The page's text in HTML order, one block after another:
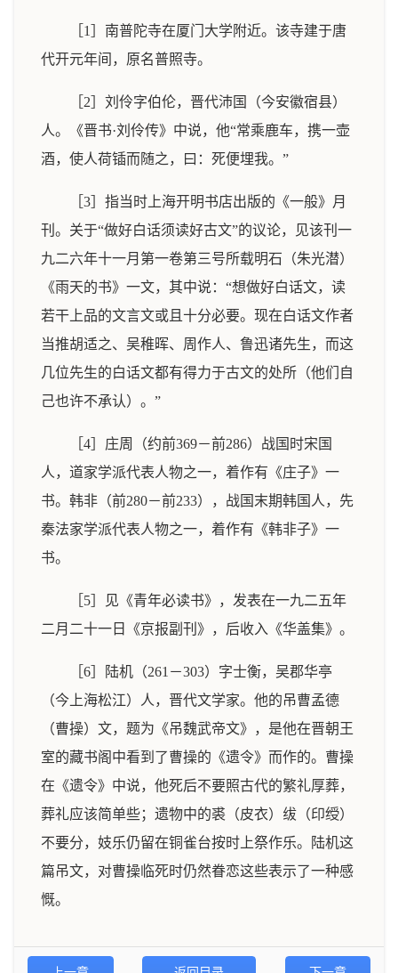
［1］南普陀寺在厦门大学附近。该寺建于唐
代开元年间，原名普照寺。
［2］刘伶字伯伦，晋代沛国（今安徽宿县）
人。《晋书·刘伶传》中说，他“常乘鹿车，携一壶
酒，使人荷锸而随之，曰：死便埋我。”
［3］指当时上海开明书店出版的《一般》月
刊。关于“做好白话须读好古文”的议论，见该刊一
九二六年十一月第一卷第三号所载明石（朱光潜）
《雨天的书》一文，其中说：“想做好白话文，读
若干上品的文言文或且十分必要。现在白话文作者
当推胡适之、吴稚晖、周作人、鲁迅诸先生，而这
几位先生的白话文都有得力于古文的处所（他们自
己也许不承认）。”
［4］庄周（约前369－前286）战国时宋国
人，道家学派代表人物之一，着作有《庄子》一
书。韩非（前280－前233），战国末期韩国人，先
秦法家学派代表人物之一，着作有《韩非子》一
书。
［5］见《青年必读书》，发表在一九二五年
二月二十一日《京报副刊》，后收入《华盖集》。
［6］陆机（261－303）字士衡，吴郡华亭
（今上海松江）人，晋代文学家。他的吊曹孟德
（曹操）文，题为《吊魏武帝文》，是他在晋朝王
室的藏书阁中看到了曹操的《遗令》而作的。曹操
在《遗令》中说，他死后不要照古代的繁礼厚葬，
葬礼应该简单些；遗物中的裘（皮衣）绂（印绶）
不要分，妓乐仍留在铜雀台按时上祭作乐。陆机这
篇吊文，对曹操临死时仍然眷恋这些表示了一种感
慨。